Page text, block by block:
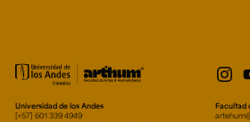
Universidad de los Andes
[+57] 601 339 4949
Facultad